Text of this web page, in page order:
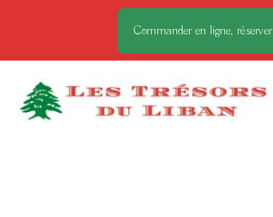
Commander en ligne, réserver